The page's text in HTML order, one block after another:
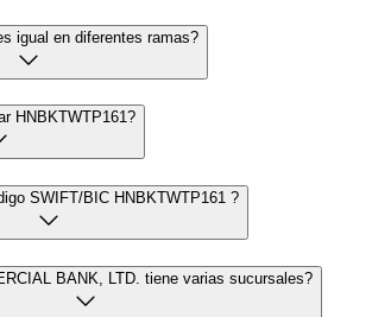
igual en diferentes ramas?
HNBKTWTP161?
SWIFT/BIC HNBKTWTP161 ?
BANK, LTD. tiene varias sucursales?